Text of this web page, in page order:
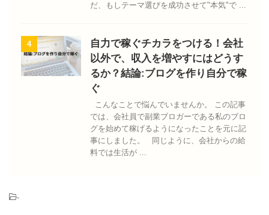
だ、もしテーマ選びを成功させて"本気"で ...
4
自力で稼ぐチカラをつける！会社
以外で、収入を増やすにはどうす
るか？結論:ブログを作り自分で稼
ぐ
こんなことで悩んでいませんか。 この記事
では、会社員で副業ブロガーである私のブロ
グを始めて稼げるようになったことを元に記
事にしました。 同じように、会社からの給
料では生活が ...
-